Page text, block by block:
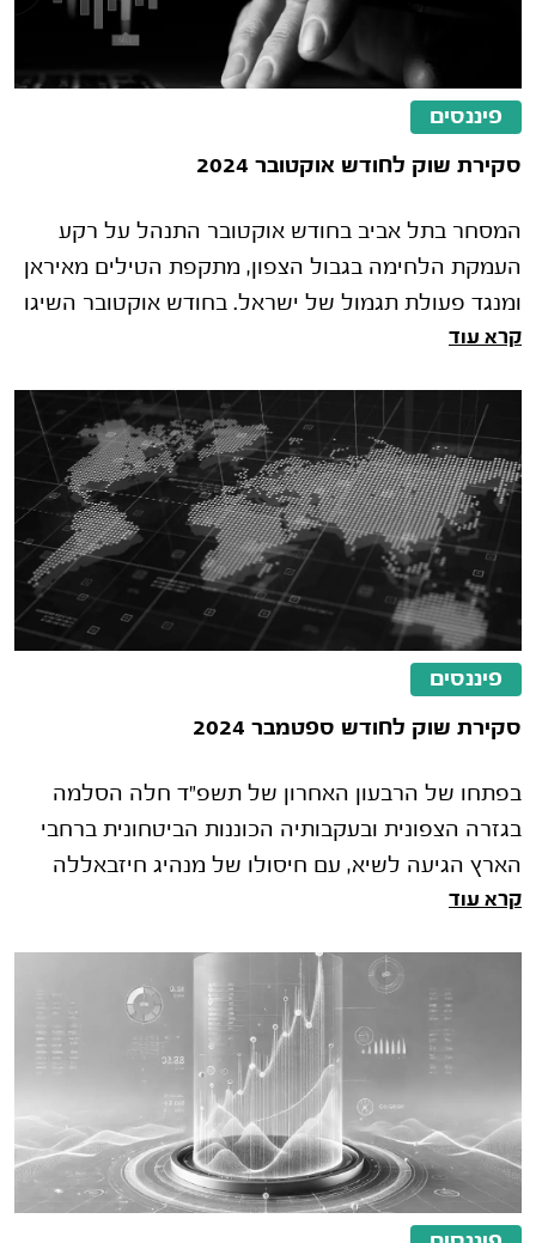
פיננסים
סקירת שוק לחודש אוקטובר 2024
המסחר בתל אביב בחודש אוקטובר התנהל על רקע
העמקת הלחימה בגבול הצפון, מתקפת הטילים מאיראן
ומנגד פעולת תגמול של ישראל. בחודש אוקטובר השיגו
מדדי המניות בישראל תשואה עוד
קרא עוד
פיננסים
סקירת שוק לחודש ספטמבר 2024
בפתחו של הרבעון האחרון של תשפ"ד חלה הסלמה
בגזרה הצפונית ובעקבותיה הכוננות הביטחונית ברחבי
הארץ הגיעה לשיא, עם חיסולו של מנהיג חיזבאללה
חסן נסראללה, בסוף השבוע האחרו�
קרא עוד